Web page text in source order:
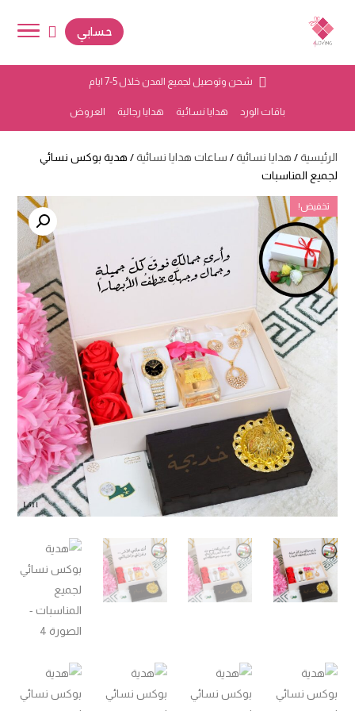
حسابي
باقات الورد هدايا نسائية هدايا رجالية العروض
الرئيسية/ هدايا نسائية/ ساعات هدايا نسائية/ هدية بوكس نسائي
لجميع المناسبات
تخفيض!